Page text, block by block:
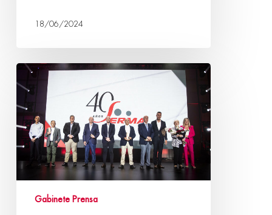
18/06/2024
Gabinete Prensa